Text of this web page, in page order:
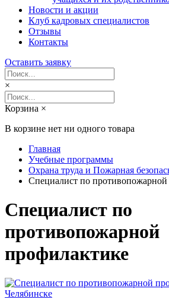
Новости и акции
Клуб кадровых специалистов
Отзывы
Контакты
Оставить заявку
×
Корзина ×
В корзине нет ни одного товара
Главная
Учебные программы
Охрана труда и Пожарная
Специалист по
Специалист по
противопожарной
профилактике